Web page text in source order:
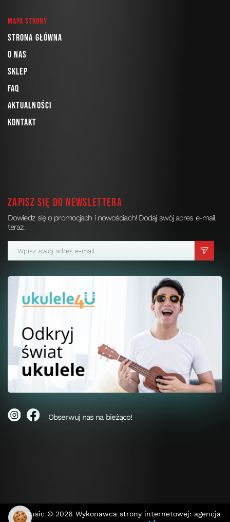
Mapa strony
Strona główna
O nas
Sklep
FAQ
Aktualności
Kontakt
Zapisz się do newslettera
Dowiedz się o promocjach i nowościach! Dodaj swój adres e-mail
teraz.
Obserwuj nas na bieżąco!
Top Music © 2026 Wykonawca strony internetowej: agencja
🍪